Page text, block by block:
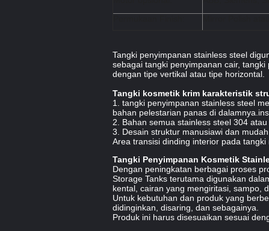
Tangki penyimpanan stainless steel
sebagai tangki penyimpanan cair,
dengan tipe vertikal atau tipe horizontal.
Tangki kosmetik krim karakteristik
1. tangki penyimpanan stainless steel
bahan pelestarian panas di
2. Bahan semua stainless steel 304
3. Desain struktur manusiawi dan mudah
Area transisi dinding interior pada
Tangki Penyimpanan Kosmetik
Dengan peningkatan berbagai proses
Storage Tanks terutama digunakan
kental, cairan yang mengiritasi, sampo,
Untuk kebutuhan dan produk yang
didinginkan, disaring, dan sebagainya.
Produk ini harus disesuaikan sesuai